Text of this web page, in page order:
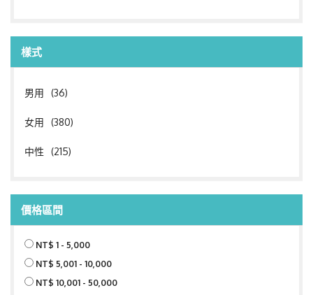
樣式
男用 (36)
女用 (380)
中性 (215)
價格區間
NT$ 1 - 5,000
NT$ 5,001 - 10,000
NT$ 10,001 - 50,000